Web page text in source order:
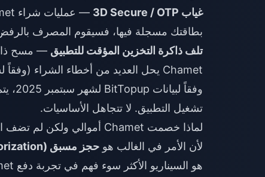
غياب 3D Secure / OTP
بطاقتك مسجلة فيها، فسيقوم المصرف
تلف ذاكرة التخزين المؤقت للتطبيق
Chamet يحل العديد من أخطاء الشراء (وفقاً لسلسلة دعم Google، مارس 2025).
وفقاً لبيانات BitTopup لشهر سبتمبر 2025، يتم حل
تشغيل التطبيق. لا تتجاهل الأساسيات.
لماذا خصمت Chamet أموالي ولكن لم تضف الجواهر؟
لأن الأمر في الغالب هو حجز مسبق (Pre-authorization)، وليس خصماً مكتملاً
هو السيناريو الأكثر سوء فهم في تجربة دفع Chamet، والذعر الذي يسببه يدفع الناس للدفع مرتين.